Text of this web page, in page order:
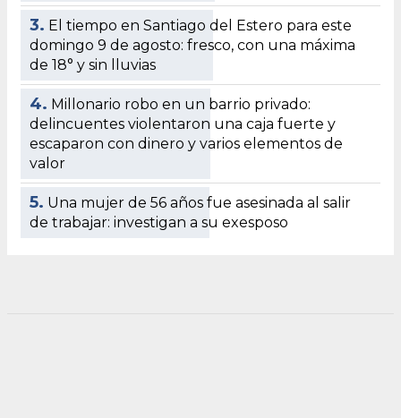
3. El tiempo en Santiago del Estero para este
domingo 9 de agosto: fresco, con una máxima
de 18° y sin lluvias
4. Millonario robo en un barrio privado:
delincuentes violentaron una caja fuerte y
escaparon con dinero y varios elementos de
valor
5. Una mujer de 56 años fue asesinada al salir
de trabajar: investigan a su exesposo